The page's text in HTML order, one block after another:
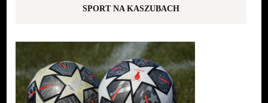
SPORT NA KASZUBACH